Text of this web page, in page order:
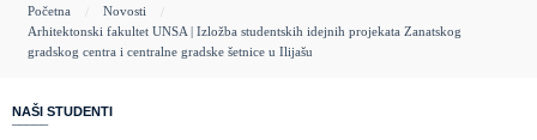
You
are
Početna
Novosti
Arhitektonski fakultet UNSA | Izložba studentskih idejnih projekata Zanatskog
gradskog centra i centralne gradske šetnice u Ilijašu
NAŠI STUDENTI